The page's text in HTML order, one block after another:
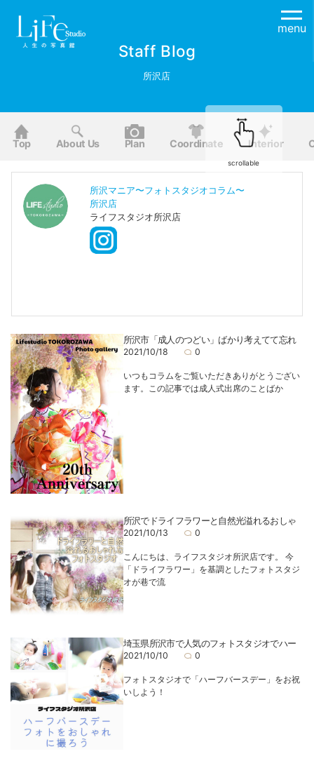
menu
Staff Blog
所沢店
Top About Us Plan Coordinate Interior
scrollable
所沢マニア〜フォトスタジオコラム〜
所沢店
ライフスタジオ所沢店
所沢市「成人のつどい」ばかり考えてて忘れ
2021/10/18 0
いつもコラムをご覧いただきありがとうござい
ます。この記事では成人式出席のことばか
所沢でドライフラワーと自然光溢れるおしゃ
2021/10/13 0
こんにちは、ライフスタジオ所沢店です。 今
「ドライフラワー」を基調としたフォトスタジ
オが巷で流
埼玉県所沢市で人気のフォトスタジオでハー
2021/10/10 0
フォトスタジオで「ハーフバースデー」をお祝
いしよう！